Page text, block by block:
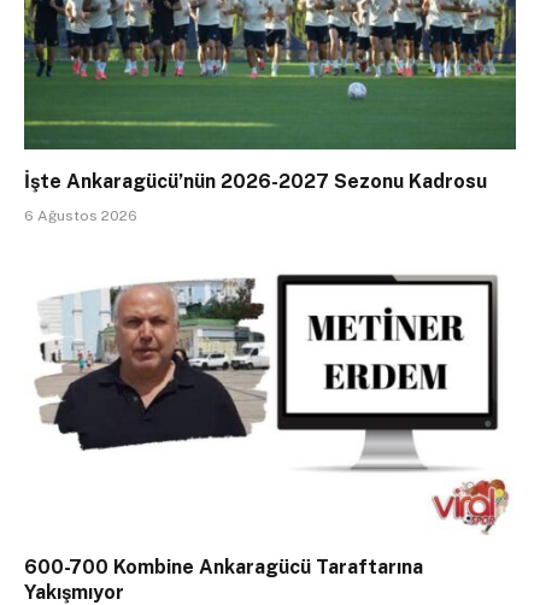
İşte Ankaragücü’nün 2026-2027 Sezonu Kadrosu
6 Ağustos 2026
600-700 Kombine Ankaragücü Taraftarına
Yakışmıyor